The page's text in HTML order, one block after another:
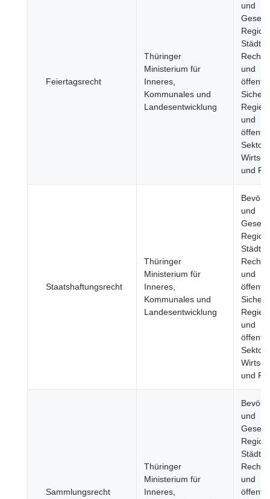
Feiertagsrecht
Thüringer
Ministerium für
Inneres,
Kommunales und
Landesentwicklung
und
und
und
Sektor,
und
Staatshaftungsrecht
Thüringer
Ministerium für
Inneres,
Kommunales und
Landesentwicklung
und
und
und
Sektor,
und
Sammlungsrecht
Thüringer
Ministerium für
Inneres,
und
und